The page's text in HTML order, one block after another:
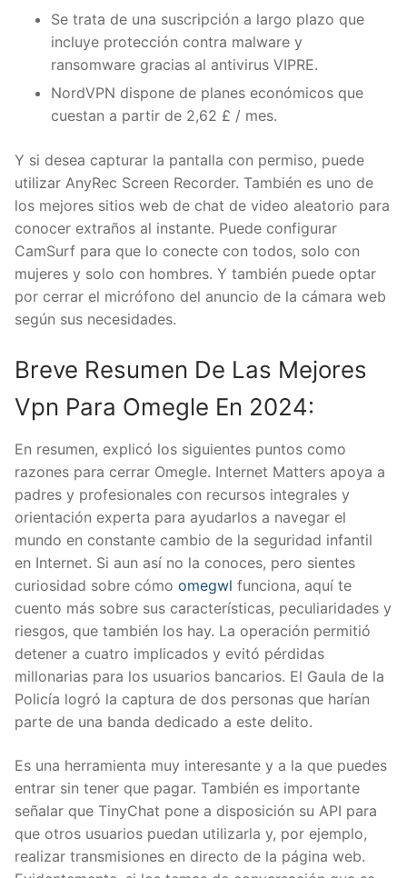
Se trata de una suscripción a largo plazo que
incluye protección contra malware y
ransomware gracias al antivirus VIPRE.
NordVPN dispone de planes económicos que
cuestan a partir de 2,62 £ / mes.
Y si desea capturar la pantalla con permiso, puede
utilizar AnyRec Screen Recorder. También es uno de
los mejores sitios web de chat de video aleatorio para
conocer extraños al instante. Puede configurar
CamSurf para que lo conecte con todos, solo con
mujeres y solo con hombres. Y también puede optar
por cerrar el micrófono del anuncio de la cámara web
según sus necesidades.
Breve Resumen De Las Mejores
Vpn Para Omegle En 2024:
En resumen, explicó los siguientes puntos como
razones para cerrar Omegle. Internet Matters apoya a
padres y profesionales con recursos integrales y
orientación experta para ayudarlos a navegar el
mundo en constante cambio de la seguridad infantil
en Internet. Si aun así no la conoces, pero sientes
curiosidad sobre cómo omegwl funciona, aquí te
cuento más sobre sus características, peculiaridades y
riesgos, que también los hay. La operación permitió
detener a cuatro implicados y evitó pérdidas
millonarias para los usuarios bancarios. El Gaula de la
Policía logró la captura de dos personas que harían
parte de una banda dedicado a este delito.
Es una herramienta muy interesante y a la que puedes
entrar sin tener que pagar. También es importante
señalar que TinyChat pone a disposición su API para
que otros usuarios puedan utilizarla y, por ejemplo,
realizar transmisiones en directo de la página web.